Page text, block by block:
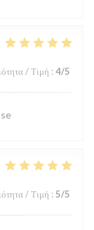
/ Τιμή : 4/5
/ Τιμή : 5/5